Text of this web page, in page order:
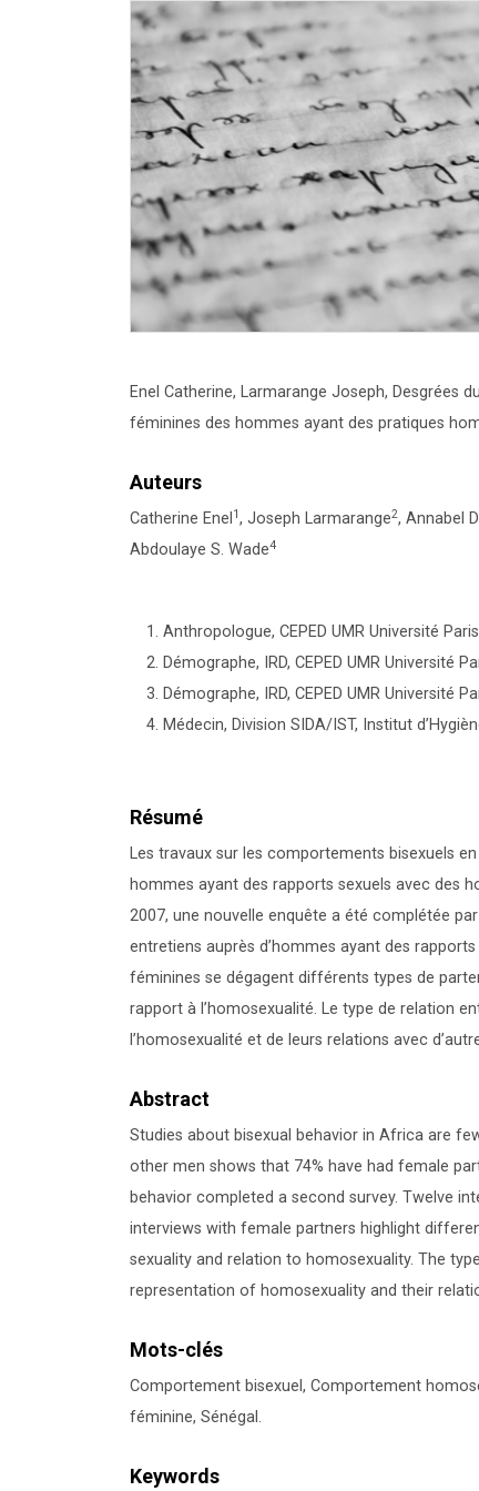
Enel Catherine, Larmarange Joseph, Desgrées
féminines des hommes ayant des pratiques
Auteurs
Catherine Enel 1, Joseph Larmarange2, Annabel
Abdoulaye S. Wade4
Anthropologue, CEPED UMR Université
Démographe, IRD, CEPED UMR Université
Démographe, IRD, CEPED UMR Université
Médecin, Division SIDA/IST, Institut
Résumé
Les travaux sur les comportements bisexuels
hommes ayant des rapports sexuels avec des
2007, une nouvelle enquête a été complétée
entretiens auprès d’hommes ayant des
féminines se dégagent différents types de
rapport à l’homosexualité. Le type de relation
l’homosexualité et de leurs relations avec
Abstract
Studies about bisexual behavior in Africa are
other men shows that 74% have had female
behavior completed a second survey. Twelve
interviews with female partners highlight
sexuality and relation to homosexuality. The
representation of homosexuality and their
Mots-clés
Comportement bisexuel, Comportement
féminine, Sénégal.
Keywords